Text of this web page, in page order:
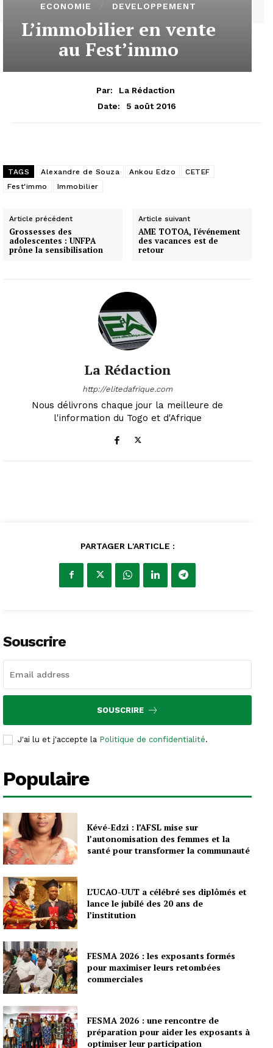
ECONOMIE DEVELOPPEMENT
L’immobilier en vente
au Fest’immo
Par:
La Rédaction
Date:
5 août 2016
TAGS Alexandre de Souza Ankou Edzo
CETEF
Fest'immo
Immobilier
Article précédent
Grossesses des
adolescentes : UNFPA
prône la sensibilisation
Article suivant
AME TOTOA, l'événement
des vacances est de
retour
La Rédaction
http://elitedafrique.com
Nous délivrons chaque jour la meilleure de
l'information du Togo et d'Afrique
PARTAGER L'ARTICLE :
Souscrire
SOUSCRIRE
J'ai lu et j'accepte la Politique de confidentialité.
Populaire
Kévé-Edzi : l’AFSL mise sur
l’autonomisation des femmes et la
santé pour transformer la communauté
L’UCAO-UUT a célébré ses diplômés et
lance le jubilé des 20 ans de
l’institution
FESMA 2026 : les exposants formés
pour maximiser leurs retombées
commerciales
FESMA 2026 : une rencontre de
préparation pour aider les exposants à
optimiser leur participation